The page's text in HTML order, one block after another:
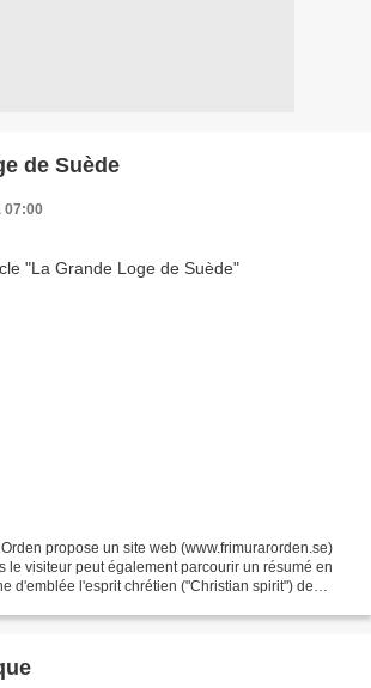
de Suède
07:00
propose un site web (www.frimurarorden.se)
le visiteur peut également parcourir un résumé en
d'emblée l'esprit chrétien ("Christian spirit") de